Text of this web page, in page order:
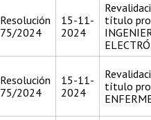
Resolución
75/2024
15-11-
2024
título
Resolución
75/2024
15-11-
2024
título